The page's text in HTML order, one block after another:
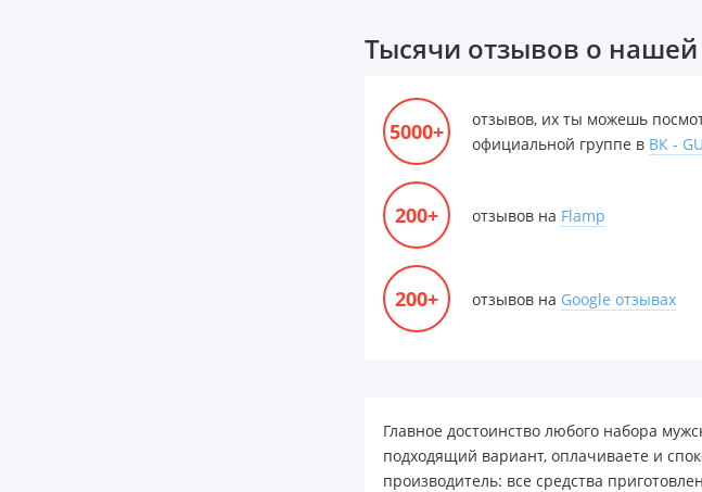
Тысячи отзывов о нашей
5000+
отзывов, их ты можешь
официальной группе в ВК -
200+ отзывов на Flamp
200+ отзывов на Google отзывах
Главное достоинство любого набора
подходящий вариант, оплачиваете и
производитель: все средства